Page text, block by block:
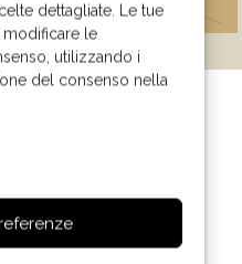
dettagliate. Le tue
modificare le
utilizzando i
del consenso nella